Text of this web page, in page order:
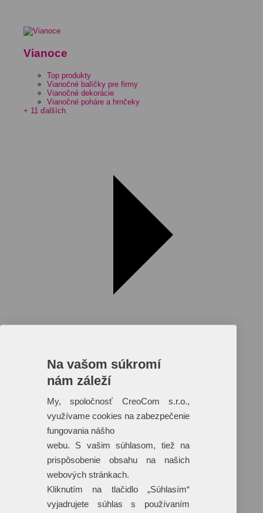
Vianoce
Top produkty
Vianočné balíčky pre firmy
Vianočné dekorácie
Vianočné poháre a hrnčeky
+ 11 ďalších
Reklamné predmety s plnofarebnou
potlačou
Dáždniky
Tašky
Hračky
Klobúky
Na vašom súkromí
nám záleží
My, spoločnosť CreoCom s.r.o.,
využívame cookies na zabezpečenie
fungovania nášho
webu. S vašim súhlasom, tiež na
prispôsobenie obsahu na našich
webových stránkach.
Kliknutím na tlačidlo „Súhlasím“
vyjadrujete súhlas s používaním